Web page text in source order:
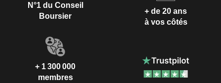
N°1 du Conseil
Boursier
+ de 20 ans
à vos côtés
+ 1 300 000
membres